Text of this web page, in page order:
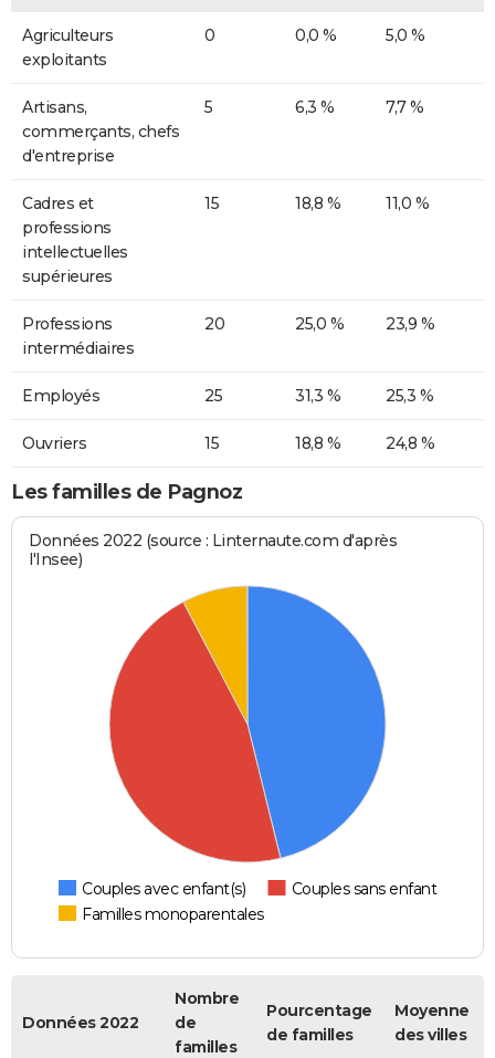
Agriculteurs
exploitants
0 0,0 % 5,0 %
Artisans,
commerçants, chefs
d'entreprise
5 6,3 % 7,7 %
Cadres et
professions
intellectuelles
supérieures
15 18,8 % 11,0 %
Professions
intermédiaires
20 25,0 % 23,9 %
Employés 25 31,3 % 25,3 %
Ouvriers 15 18,8 % 24,8 %
Les familles de Pagnoz
Données 2022 (source : Linternaute.com d'après
l'Insee)
Couples avec enfant(s)
Couples sans enfant
Familles monoparentales
Données 2022
Nombre
de
familles
Pourcentage
de familles
Moyenne
des villes